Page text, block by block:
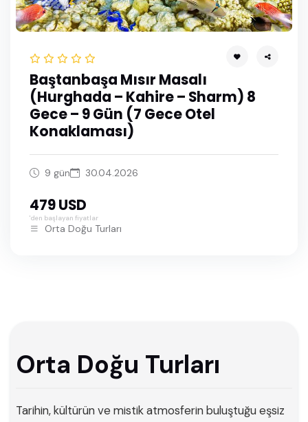
Baştanbaşa Mısır Masalı
(Hurghada – Kahire – Sharm) 8
Gece – 9 Gün (7 Gece Otel
Konaklaması)
9 gün 30.04.2026
479 USD
'den başlayan fiyatlar
Orta Doğu Turları
Orta Doğu Turları
Tarihin, kültürün ve mistik atmosferin buluştuğu eşsiz